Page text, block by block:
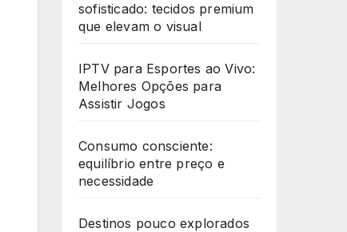
sofisticado: tecidos premium
que elevam o visual
IPTV para Esportes ao Vivo:
Melhores Opções para
Assistir Jogos
Consumo consciente:
equilíbrio entre preço e
necessidade
Destinos pouco explorados